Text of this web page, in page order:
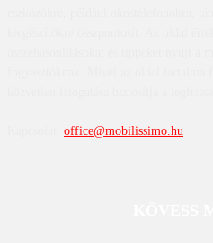
office@mobilissimo.hu